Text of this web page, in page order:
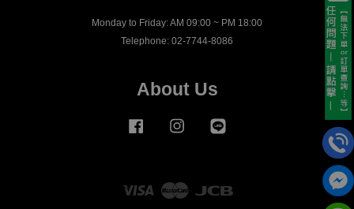
Monday to Friday: AM 09:00 ~ PM 18:00
Telephone: 02-7744-8086
About Us
Facebook Instagram
Visa Master